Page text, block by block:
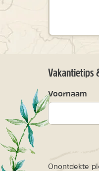
Vakantietips
Voornaam
Onontdekte